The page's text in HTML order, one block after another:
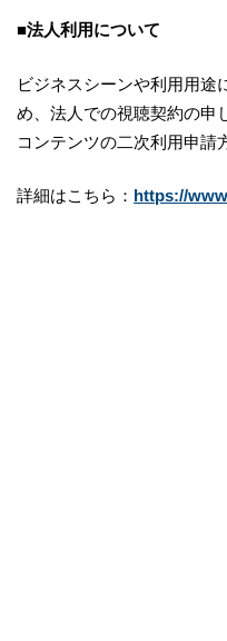
■法人利用について
ビジネスシーンや利用用途
め、法人での視聴契約の申
コンテンツの二次利用申請
詳細はこちら： https://